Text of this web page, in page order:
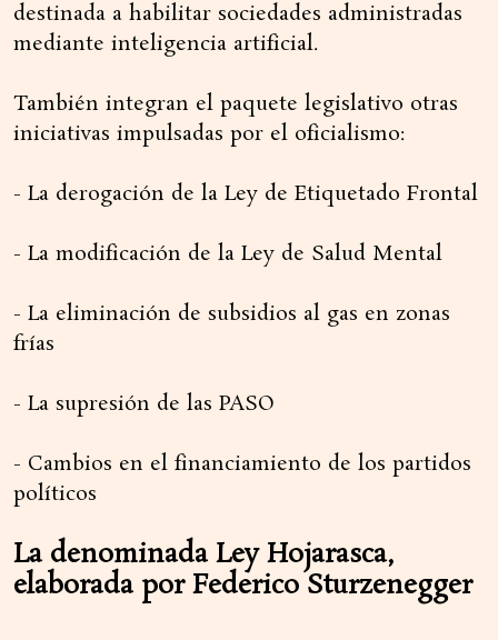
destinada a habilitar sociedades administradas
mediante inteligencia artificial.
También integran el paquete legislativo otras
iniciativas impulsadas por el oficialismo:
- La derogación de la Ley de Etiquetado Frontal
- La modificación de la Ley de Salud Mental
- La eliminación de subsidios al gas en zonas
frías
- La supresión de las PASO
- Cambios en el financiamiento de los partidos
políticos
La denominada Ley Hojarasca,
elaborada por Federico Sturzenegger